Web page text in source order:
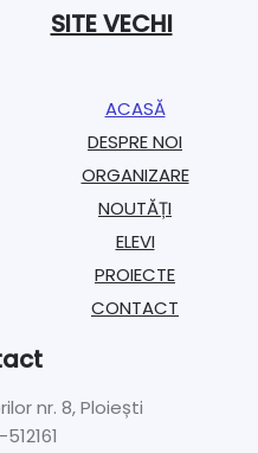
SITE VECHI
ACASĂ
DESPRE NOI
ORGANIZARE​
NOUTĂȚI
ELEVI
PROIECTE​
CONTACT
nr. 8, Ploiești